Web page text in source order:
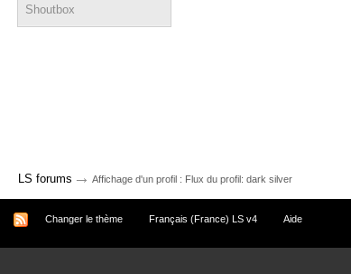
Shoutbox
LS forums → Affichage d'un profil : Flux du profil: dark silver
Changer le thème Français (France) LS v4 Aide